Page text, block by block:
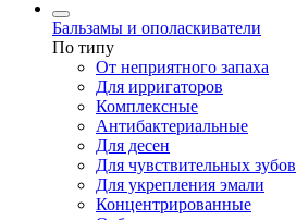
Бальзамы и ополаскиватели
По типу
От неприятного запаха
Для ирригаторов
Комплексные
Антибактериальные
Для десен
Для чувствительных зубов
Для укрепления эмали
Концентрированные